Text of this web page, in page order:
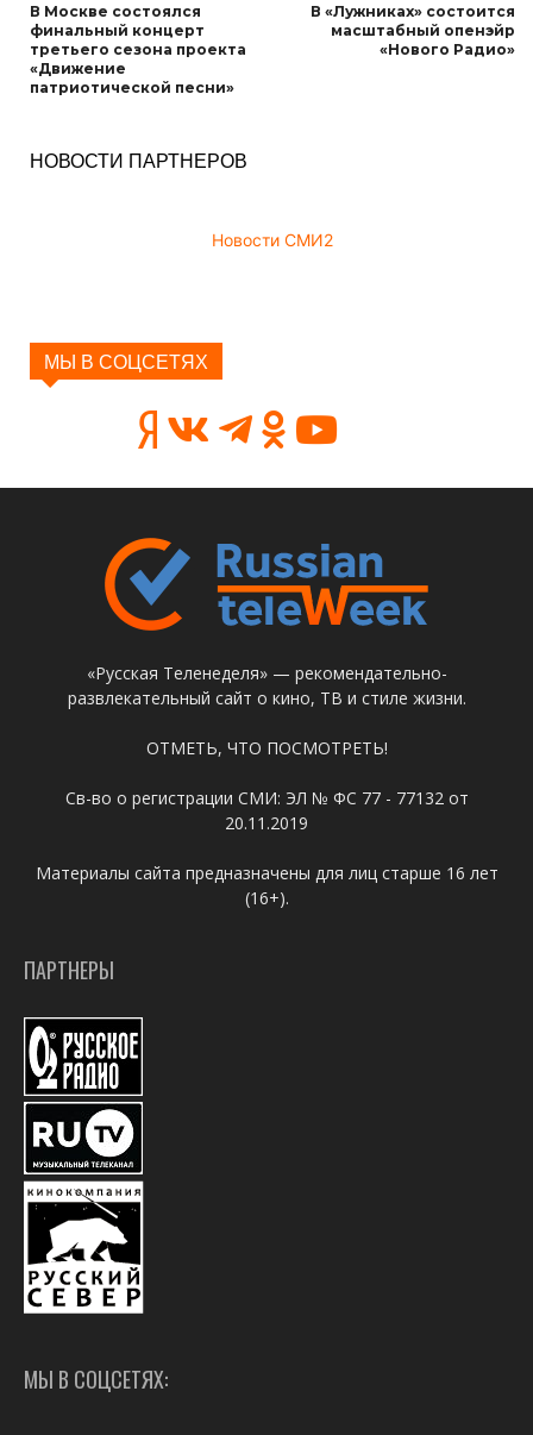
В Москве состоялся
финальный концерт
третьего сезона проекта
«Движение
патриотической песни»
В «Лужниках» состоится
масштабный опенэйр
«Нового Радио»
НОВОСТИ ПАРТНЕРОВ
Новости СМИ2
МЫ В СОЦСЕТЯХ
«Русская Теленеделя» — рекомендательно-
развлекательный сайт о кино, ТВ и стиле жизни.
ОТМЕТЬ, ЧТО ПОСМОТРЕТЬ!
Св-во о регистрации СМИ: ЭЛ № ФС 77 - 77132 от
20.11.2019
Материалы сайта предназначены для лиц старше 16 лет
(16+).
ПАРТНЕРЫ
МЫ В СОЦСЕТЯХ: